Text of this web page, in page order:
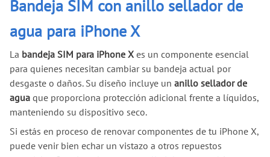
Bandeja SIM con anillo sellador de
agua para iPhone X
La bandeja SIM para iPhone X es un componente esencial
para quienes necesitan cambiar su bandeja actual por
desgaste o daños. Su diseño incluye un anillo sellador de
agua que proporciona protección adicional frente a líquidos,
manteniendo su dispositivo seco.
Si estás en proceso de renovar componentes de tu iPhone X,
puede venir bien echar un vistazo a otros repuestos